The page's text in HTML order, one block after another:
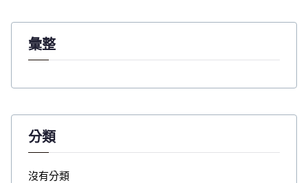
彙整
分類
沒有分類